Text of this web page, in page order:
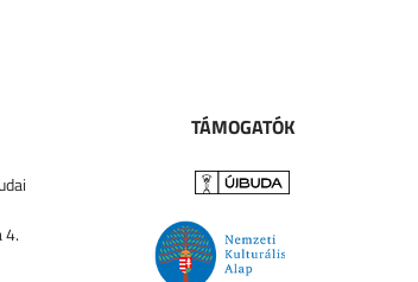
4.
TÁMOGATÓK